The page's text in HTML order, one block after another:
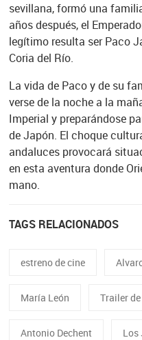
sevillana, formó una
años después, el
legítimo resulta ser Paco
Coria del Río.
La vida de Paco y de su
verse de la noche a la
Imperial y preparándose
de Japón. El choque
andaluces provocará
en esta aventura donde
mano.
TAGS RELACIONADOS
estreno de cine
María León Trailer
Antonio Dechent Los